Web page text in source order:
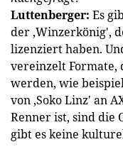
Luttenberger: Es
der ‚Winzerkönig',
lizenziert haben.
vereinzelt Formate,
werden, wie
von ‚Soko Linz' an
Renner ist, sind die
gibt es keine